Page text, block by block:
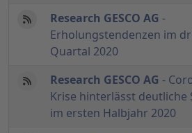
Research GESCO AG -
Erholungstendenzen im
Quartal 2020
Research GESCO AG -
Krise hinterlässt deutliche
im ersten Halbjahr 2020